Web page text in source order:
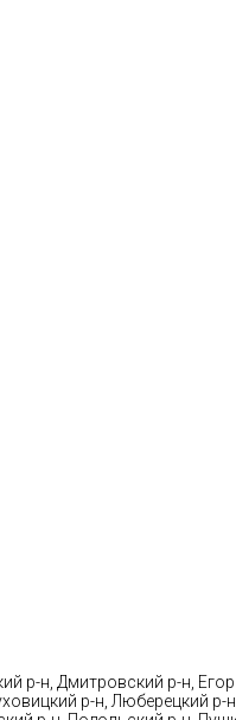
р-н, Дмитровский р-н,
р-н, Люберецкий